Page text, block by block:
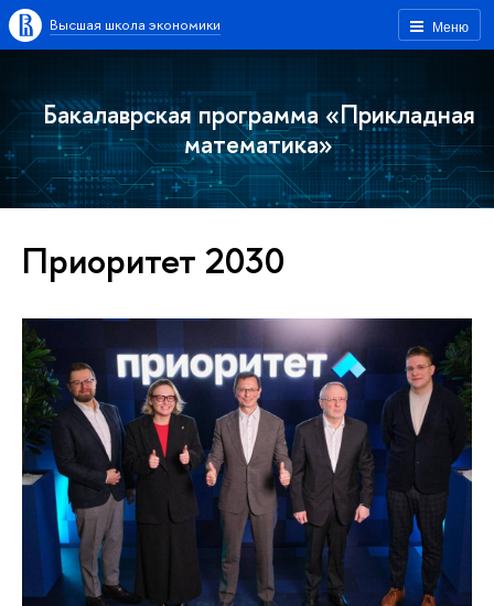
Меню
Высшая школа экономики
Бакалаврская программа «Прикладная
математика»
Приоритет 2030